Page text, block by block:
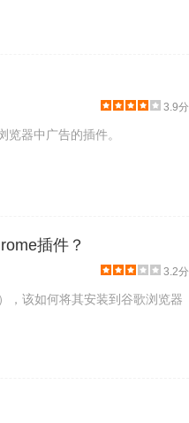
3.9分
器中广告的插件。
插件？
3.2分
，该如何将其安装到谷歌浏览器